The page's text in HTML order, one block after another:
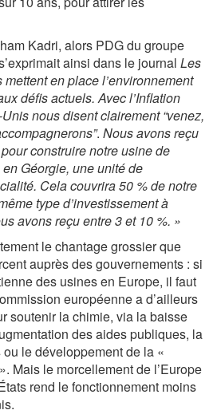
Kadri, alors PDG du groupe
ainsi dans le journal Les
en place l’environnement
défis actuels. Avec l’Inflation
nous disent clairement “venez,
. Nous avons reçu
construire notre usine de
Géorgie, une unité de
Cela couvrira 50 % de notre
type d’investissement à
avons reçu entre 3 et 10 %. »
le chantage grossier que
auprès des gouvernements : si
des usines en Europe, il faut
européenne a d’ailleurs
soutenir la chimie, via la baisse
des aides publiques, la
le développement de la «
Mais le morcellement de l’Europe
rend le fonctionnement moins